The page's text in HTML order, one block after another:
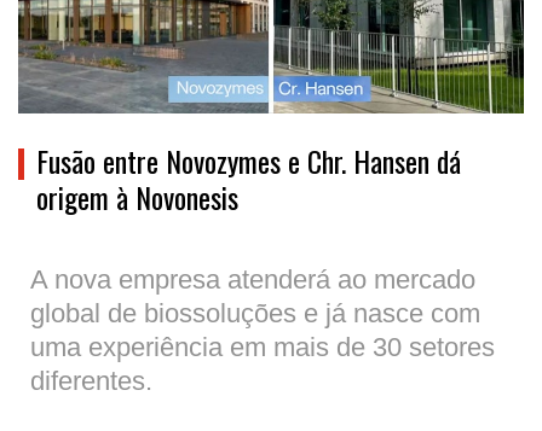
Fusão entre Novozymes e Chr. Hansen dá
origem à Novonesis
A nova empresa atenderá ao mercado
global de biossoluções e já nasce com
uma experiência em mais de 30 setores
diferentes.